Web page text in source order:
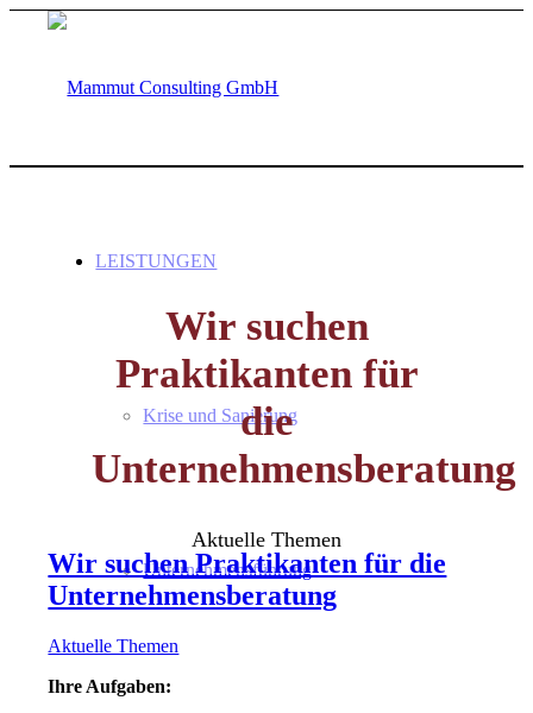
LEISTUNGEN
Krise und Sanierung
Unternehmensführung
Wir suchen
Praktikanten für
die
Unternehmensberatung
Aktuelle Themen
Wir suchen Praktikanten für die
Unternehmensberatung
Aktuelle Themen
Ihre Aufgaben: